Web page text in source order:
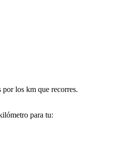
por los km que recorres.
para tu: